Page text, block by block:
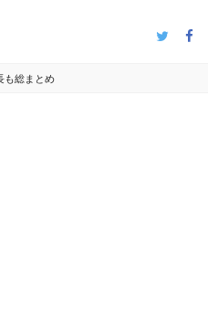
も総まとめ